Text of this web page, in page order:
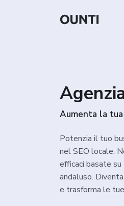
Aumenta la
Potenzia il tuo
nel SEO locale.
efficaci basate
andaluso.
e trasforma le